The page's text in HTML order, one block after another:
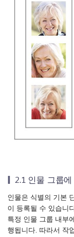
2.1 인물 그룹
인물은 식별의 기본
이 등록될 수 있습니
특정 인물 그룹 내부
행됩니다. 따라서 작